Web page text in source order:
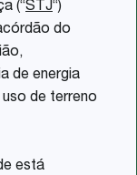
(“STJ“)
do
de energia
de terreno
está